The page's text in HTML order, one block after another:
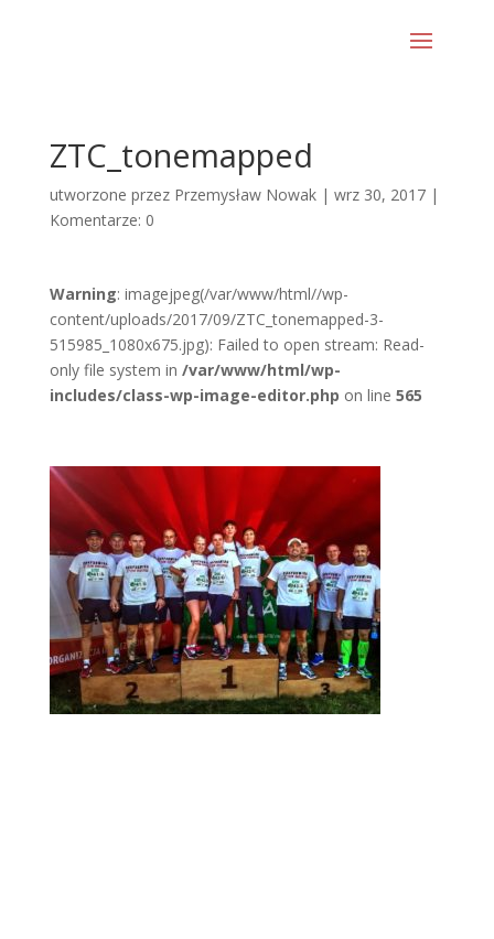
ZTC_tonemapped
utworzone przez Przemysław Nowak| wrz 30, 2017|
Komentarze: 0
Warning: imagejpeg(/var/www/html//wp-
content/uploads/2017/09/ZTC_tonemapped-3-
515985_1080x675.jpg): Failed to open stream: Read-
only file system in /var/www/html/wp-
includes/class-wp-image-editor.php on line 565